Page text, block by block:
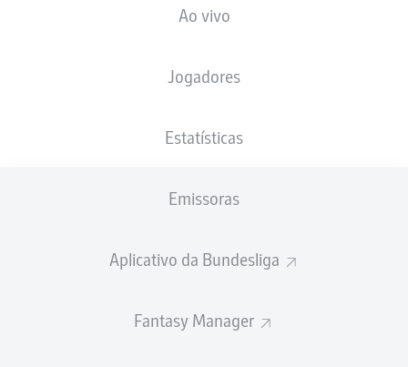
Ao vivo
Jogadores
Estatísticas
Emissoras
Aplicativo da Bundesliga
Fantasy Manager